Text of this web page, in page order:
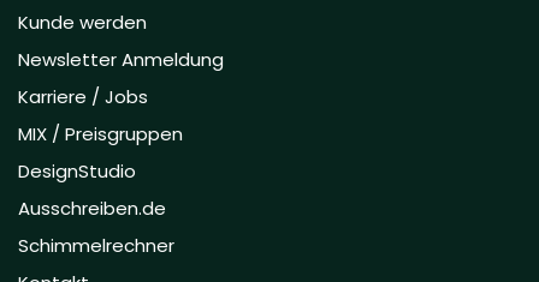
Kunde werden
Newsletter Anmeldung
Karriere / Jobs
MIX / Preisgruppen
DesignStudio
Ausschreiben.de
Schimmelrechner